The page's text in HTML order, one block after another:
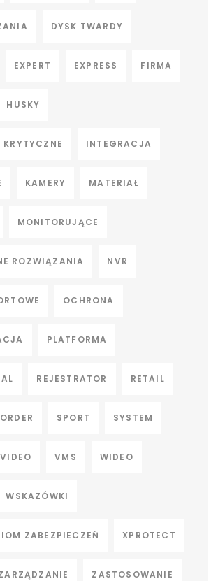
DYSK TWARDY
EXPERT EXPRESS FIRMA
HUSKY
INTEGRACJA
KAMERY MATERIAŁ
MONITORUJĄCE
ROZWIĄZANIA NVR
OCHRONA
PLATFORMA
REJESTRATOR RETAIL
SPORT SYSTEM
VIDEO VMS WIDEO
WSKAZÓWKI
ZABEZPIECZEŃ XPROTECT
ZASTOSOWANIE